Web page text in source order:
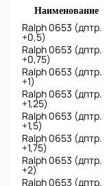
Наименование
Ralph 0653 (дптр.
+0,5)
Ralph 0653 (дптр.
+0,75)
Ralph 0653 (дптр.
+1)
Ralph 0653 (дптр.
+1,25)
Ralph 0653 (дптр.
+1,5)
Ralph 0653 (дптр.
+1,75)
Ralph 0653 (дптр.
+2)
Ralph 0653 (дптр.